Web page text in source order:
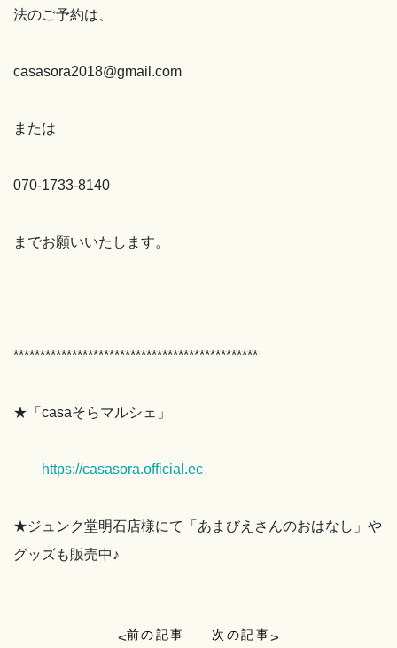
法のご予約は、
casasora2018@gmail.com
または
070-1733-8140
までお願いいたします。
**********************************************
★「casaそらマルシェ」
https://casasora.official.ec
★ジュンク堂明石店様にて「あまびえさんのおはなし」や
グッズも販売中♪
<前の記事 次の記事>